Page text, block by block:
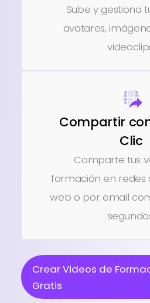
Sube y gestiona
avatares,
Compartir
Clic
Comparte tus
formación en redes
web o por email
Crear Videos de
Gratis